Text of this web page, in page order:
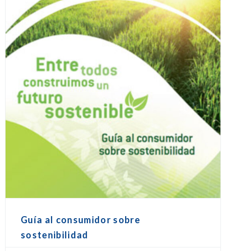
Guía al consumidor sobre
sostenibilidad